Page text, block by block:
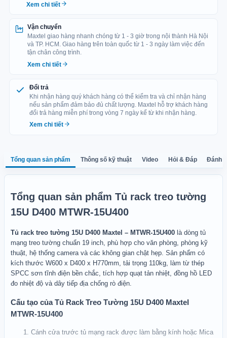
chuẩn; phiên bản Pro được trang bị thanh nguồn PDU 6 ổ
cắm.
Bảo hành: 03 năm đối với khung, vỏ tủ và 01 năm đối với
phụ kiện đi kèm.
Phụ kiện đi kèm: 01 đồng hồ đo nhiệt độ, 01 quạt tản nhiệt,
02 chìa khóa, 04 pin cho cảm biến nhiệt độ, 10 dây thít
nhựa dài 15 cm, 12 bộ bulong và ốc bắt thiết bị, 01 sách
hướng dẫn sử dụng và 01 phiếu bảo hành.
Xem chi tiết
Vận chuyển
Maxtel giao hàng nhanh chóng từ 1 - 3 giờ trong nội thành Hà Nội
và TP. HCM. Giao hàng trên toàn quốc từ 1 - 3 ngày làm việc đến
tận chân công trình.
Xem chi tiết
Đổi trả
Khi nhận hàng quý khách hàng có thể kiểm tra và chỉ nhận hàng
nếu sản phẩm đảm bảo đủ chất lượng. Maxtel hỗ trợ khách hàng
đổi trả hàng miễn phí trong vòng 7 ngày kể từ khi nhận hàng.
Xem chi tiết
Tổng quan sản phẩm Thông số kỹ thuật Video Hỏi & Đáp Đánh
Tổng quan sản phẩm Tủ rack treo tường
15U D400 MTWR-15U400
Tủ rack treo tường 15U D400 Maxtel – MTWR-15U400 là dòng tủ
mạng treo tường chuẩn 19 inch, phù hợp cho văn phòng, phòng kỹ
thuật, hệ thống camera và các không gian chật hẹp. Sản phẩm có
kích thước W600 x D400 x H770mm, tải trọng 110kg, làm từ thép
SPCC sơn tĩnh điện bền chắc, tích hợp quạt tản nhiệt, đồng hồ LED
đo nhiệt độ và dây tiếp địa chống rò điện.
Cấu tạo của Tủ Rack Treo Tường 15U D400 Maxtel
MTWR-15U400
Cánh cửa trước tủ mạng rack được làm bằng kính hoặc Mica